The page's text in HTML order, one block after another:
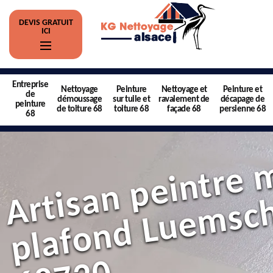
DEVIS GRATUIT
ICI
Entreprise
de
peinture
68
Nettoyage
démoussage
de toiture 68
Peinture
sur tuile et
toiture 68
Nettoyage et
ravalement de
façade 68
Peinture et
décapage de
persienne 68